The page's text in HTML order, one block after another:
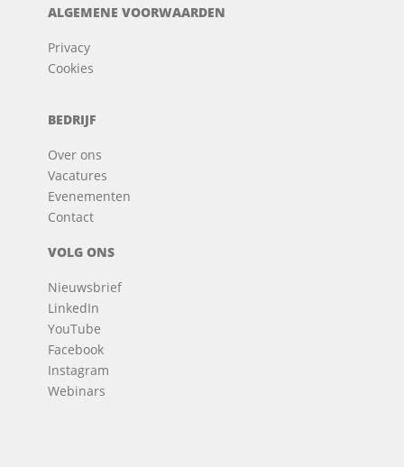
ALGEMENE VOORWAARDEN
Privacy
Cookies
BEDRIJF
Over ons
Vacatures
Evenementen
Contact
VOLG ONS
Nieuwsbrief
LinkedIn
YouTube
Facebook
Instagram
Webinars